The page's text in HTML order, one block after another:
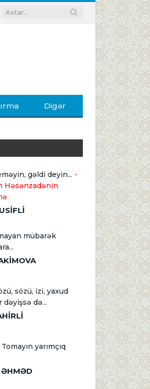
Digər
gəldi deyin... -
Həsənzadənin
mübarək
sözü, izi, yaxud
dəyişsə də...
yarımçıq